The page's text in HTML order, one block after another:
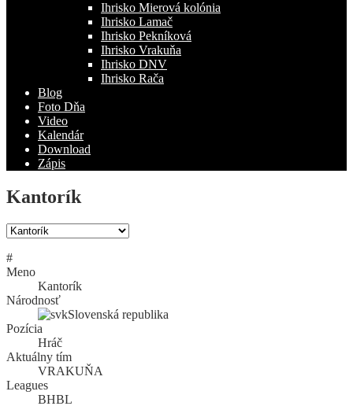
Ihrisko Mierová kolónia
Ihrisko Lamač
Ihrisko Pekníková
Ihrisko Vrakuňa
Ihrisko DNV
Ihrisko Rača
Blog
Foto Dňa
Video
Kalendár
Download
Zápis
Kantorík
#
Meno
Kantorík
Národnosť
Slovenská republika
Pozícia
Hráč
Aktuálny tím
VRAKUŇA
Leagues
BHBL